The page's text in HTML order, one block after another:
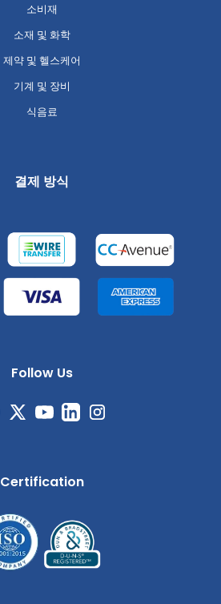
소비재
소재 및 화학
제약 및 헬스케어
기계 및 장비
식음료
결제 방식
Follow Us
Certification